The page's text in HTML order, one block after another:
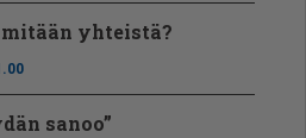
yhteistä?
sanoo”